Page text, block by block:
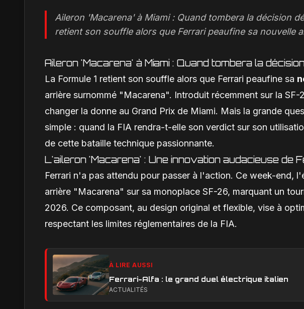
Aileron 'Macarena' à Miami : Quand tombera la décision
retient son souffle alors que Ferrari peaufine sa nouvelle
Aileron 'Macarena' à Miami : Quand tombera la
La Formule 1 retient son souffle alors que Ferrari peaufine sa
arrière surnommé "Macarena". Introduit récemment sur la
changer la donne au Grand Prix de Miami. Mais la grande
simple : quand la FIA rendra-t-elle son verdict sur son
de cette bataille technique passionnante.
L'aileron 'Macarena' : Une innovation audacieuse de
Ferrari n'a pas attendu pour passer à l'action. Ce week-end,
arrière "Macarena" sur sa monoplace SF-26, marquant un
2026. Ce composant, au design original et flexible, vise à
respectant les limites réglementaires de la FIA.
À LIRE AUSSI
Ferrari-Alfa : le grand duel électrique italien
ACTUALITÉS